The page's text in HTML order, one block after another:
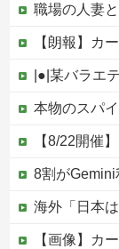
職場の人妻
【朗報】カープ鈴木
|●|某バラエティに出演した偏
本物のスパイ、政府
【8/22開催】 「琵琶湖三市同
8割が
海外「日本は戦勝
【画像】カードゲ